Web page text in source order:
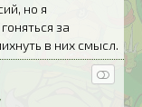
но я
за
в них смысл.